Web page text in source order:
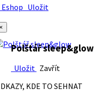
Uložit
Polštář sleep&glow
Uložit Zavřít
KDE TO SEHNAT